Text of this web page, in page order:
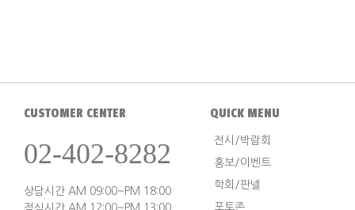
CUSTOMER CENTER
02-402-8282
상담시간 AM 09:00~PM 18:00
점심시간 AM 12:00~PM 13:00
QUICK MENU
전시/박람회
홍보/이벤트
학회/판넬
포토존